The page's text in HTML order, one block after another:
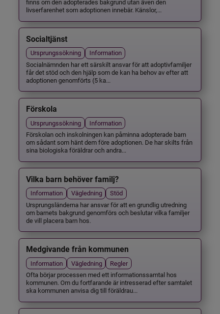
finns om den adopterades bakgrund utan även den
livserfarenhet som adoptionen innebär. Känslor,...
Socialtjänst
Ursprungssökning
Information
Socialnämnden har ett särskilt ansvar för att adoptivfamiljer
får det stöd och den hjälp som de kan ha behov av efter att
adoptionen genomförts (5 ka...
Förskola
Ursprungssökning
Information
Förskolan och inskolningen kan påminna adopterade barn
om sådant som hänt dem före adoptionen. De har skilts från
sina biologiska föräldrar och andra...
Vilka barn behöver familj?
Information Vägledning
Stöd
Ursprungsländerna har ansvar för att en grundlig utredning
om barnets bakgrund genomförs och beslutar vilka familjer
de vill placera barn hos.
Medgivande från kommunen
Information Vägledning
Regler
Ofta börjar processen med ett informationssamtal hos
kommunen. Om du fortfarande är intresserad efter samtalet
ska kommunen anvisa dig till föräldrau...